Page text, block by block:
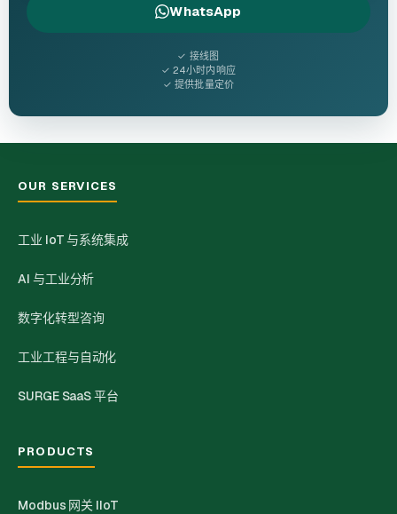
WhatsApp
✓ 接线图
✓ 24小时内响应
✓ 提供批量定价
OUR SERVICES
工业 IoT 与系统集成
AI 与工业分析
数字化转型咨询
工业工程与自动化
SURGE SaaS 平台
PRODUCTS
Modbus 网关 IIoT